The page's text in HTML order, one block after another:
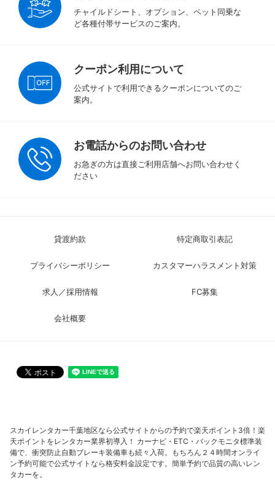
チャイルドシート、オプション、ペット同乗な
ど各種付帯サービスのご案内。
クーポン利用について
公式サイトで利用できるクーポンについてのご
案内。
お電話からのお問い合わせ
お急ぎの方は直接ご利用店舗へお問い合わせく
ださい
貸渡約款 特定商取引表記
プライバシーポリシー カスタマーハラスメント対策
求人／採用情報 FC募集
会社概要
スカイレンタカー千葉地区なら公式サイトからの予約で楽天ポイント3倍！楽
天ポイントをレンタカー業界初導入！ カーナビ・ETC・バックモニタ標準装
備で、衝突防止自動ブレーキ装備車も続々入荷。もちろん２４時間オンライ
ン予約可能で公式サイトなら格安料金設定です。簡単予約で品質の高いレン
タカーを。